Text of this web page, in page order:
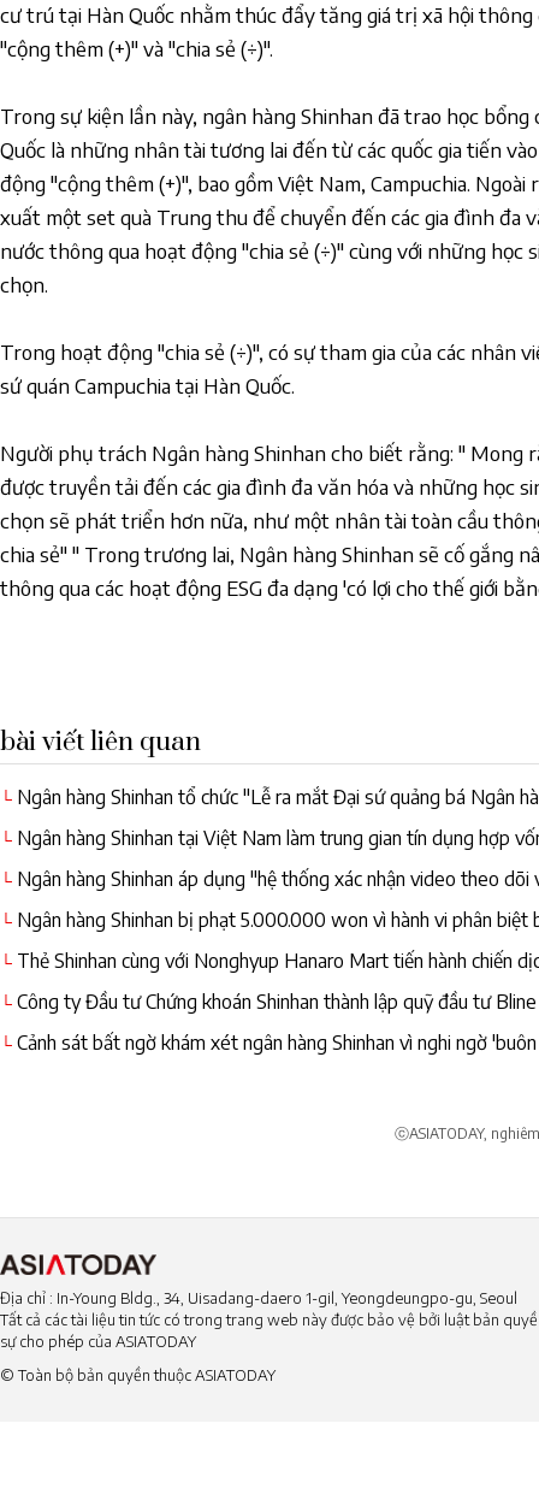
cư trú tại Hàn Quốc nhằm thúc đẩy tăng giá trị xã hội thông
"cộng thêm (+)" và "chia sẻ (÷)".
Trong sự kiện lần này, ngân hàng Shinhan đã trao học bổng
Quốc là những nhân tài tương lai đến từ các quốc gia tiến
động "cộng thêm (+)", bao gồm Việt Nam, Campuchia. Ngoài
xuất một set quà Trung thu để chuyển đến các gia đình đa
nước thông qua hoạt động "chia sẻ (÷)" cùng với những học
chọn.
Trong hoạt động "chia sẻ (÷)", có sự tham gia của các nhân
sứ quán Campuchia tại Hàn Quốc.
Người phụ trách Ngân hàng Shinhan cho biết rằng: " Mong
được truyền tải đến các gia đình đa văn hóa và những học
chọn sẽ phát triển hơn nữa, như một nhân tài toàn cầu
chia sẻ" " Trong trương lai, Ngân hàng Shinhan sẽ cố gắng
thông qua các hoạt động ESG đa dạng 'có lợi cho thế giới
bài viết liên quan
└ Ngân hàng Shinhan tổ chức "Lễ ra mắt Đại sứ quảng bá Ngân
└ Ngân hàng Shinhan tại Việt Nam làm trung gian tín dụng hợp
Việt Nam
└ Ngân hàng Shinhan áp dụng "hệ thống xác nhận video theo dõi
└ Ngân hàng Shinhan bị phạt 5.000.000 won vì hành vi phân biệt
└ Thẻ Shinhan cùng với Nonghyup Hanaro Mart tiến hành chiến
└ Công ty Đầu tư Chứng khoán Shinhan thành lập quỹ đầu tư Bline
└ Cảnh sát bất ngờ khám xét ngân hàng Shinhan vì nghi ngờ
ⓒASIATODAY,
Địa chỉ : In-Young Bldg., 34, Uisadang-daero 1-gil, Yeongdeungpo-gu, Seoul
Tất cả các tài liệu tin tức có trong trang web này được bảo vệ bởi luật bản
sự cho phép của ASIATODAY
© Toàn bộ bản quyền thuộc ASIATODAY